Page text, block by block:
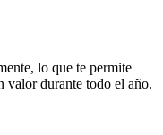
lo que te permite
valor durante todo el año.